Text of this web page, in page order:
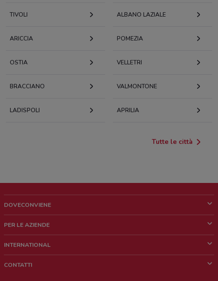
TIVOLI ALBANO LAZIALE
ARICCIA POMEZIA
OSTIA VELLETRI
BRACCIANO VALMONTONE
LADISPOLI APRILIA
Tutte le città
DOVECONVIENE
Chi siamo
Lavora con noi
PER LE AZIENDE
Richieste commerciali e marketing
INTERNATIONAL
CONTATTI